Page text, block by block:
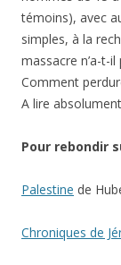
témoins), avec
simples, à la
massacre n’a-t-
Comment
A lire
Pour rebondir
Palestine de
Chroniques de